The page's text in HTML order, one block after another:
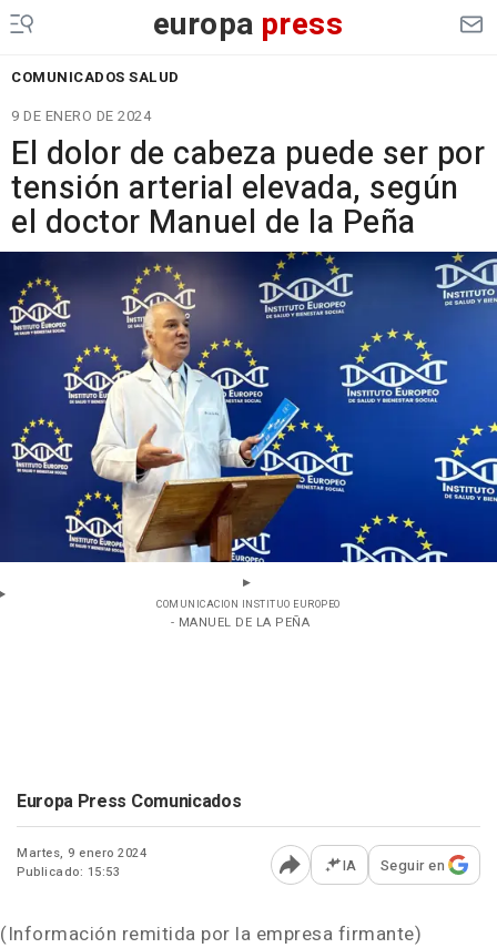
europa press
COMUNICADOS SALUD
9 DE ENERO DE 2024
El dolor de cabeza puede ser por
tensión arterial elevada, según
el doctor Manuel de la Peña
COMUNICACION INSTITUO EUROPEO
- MANUEL DE LA PEÑA
Europa Press Comunicados
Martes, 9 enero 2024
Publicado: 15:53
Abrir opciones para
IA Seguir en
(Información remitida por la empresa firmante)